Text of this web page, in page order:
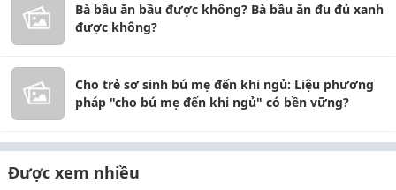
Bà bầu ăn bầu được không? Bà bầu ăn đu đủ xanh
được không?
Cho trẻ sơ sinh bú mẹ đến khi ngủ: Liệu phương
pháp "cho bú mẹ đến khi ngủ" có bền vững?
Được xem nhiều